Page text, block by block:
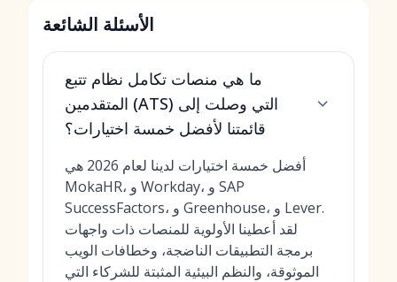
الأسئلة الشائعة
ما هي منصات تكامل نظام تتبع
المتقدمين (ATS) التي وصلت إلى
قائمتنا لأفضل خمسة اختيارات؟
أفضل خمسة اختيارات لدينا لعام 2026 هي
MokaHR، و Workday، و SAP
SuccessFactors، و Greenhouse، و Lever.
لقد أعطينا الأولوية للمنصات ذات واجهات
برمجة التطبيقات الناضجة، وخطافات الويب
الموثوقة، والنظم البيئية المثبتة للشركاء التي